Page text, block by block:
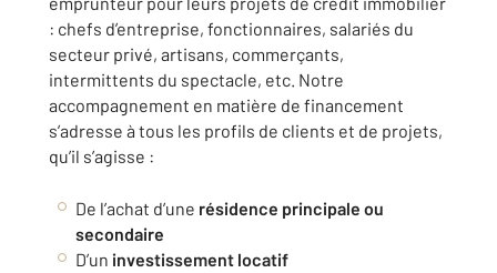
: chefs d’entreprise, fonctionnaires, salariés du
secteur privé, artisans, commerçants,
intermittents du spectacle, etc. Notre
accompagnement en matière de financement
s’adresse à tous les profils de clients et de projets,
qu’il s’agisse :
De l’achat d’une résidence principale ou
secondaire
D’un investissement locatif